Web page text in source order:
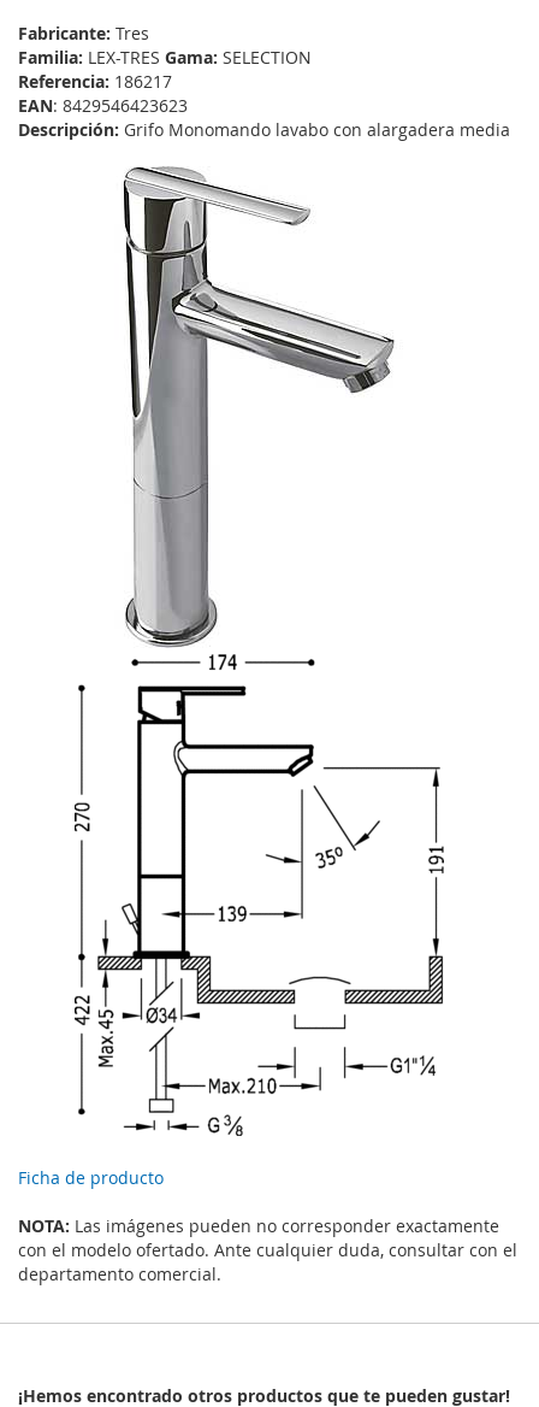
Fabricante: Tres
Familia: LEX-TRES Gama: SELECTION
Referencia: 186217
EAN: 8429546423623
Descripción: Grifo Monomando lavabo con alargadera media
Ficha de producto
NOTA: Las imágenes pueden no corresponder exactamente
con el modelo ofertado. Ante cualquier duda, consultar con el
departamento comercial.
¡Hemos encontrado otros productos que te pueden gustar!